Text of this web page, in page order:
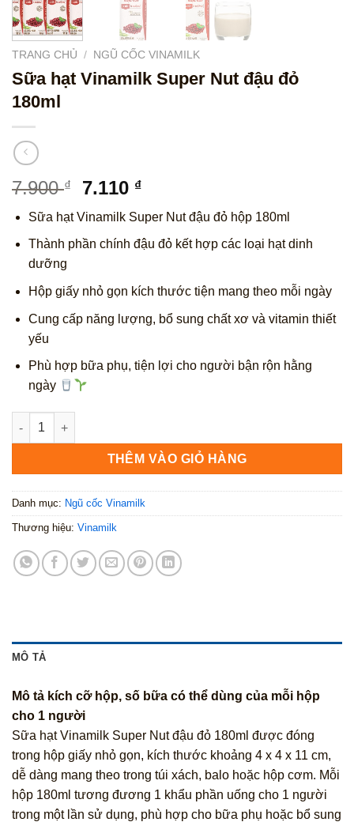
TRANG CHỦ / NGŨ CỐC VINAMILK
Sữa hạt Vinamilk Super Nut đậu đỏ
180ml
7.900₫
Giá
là:
7.900 ₫.
7.110 ₫Giá
tại
là:
Sữa hạt Vinamilk Super Nut đậu đỏ hộp 180ml
Thành phần chính đậu đỏ kết hợp các loại hạt dinh
dưỡng
Hộp giấy nhỏ gọn kích thước tiện mang theo mỗi ngày
Cung cấp năng lượng, bổ sung chất xơ và vitamin thiết
yếu
Phù hợp bữa phụ, tiện lợi cho người bận rộn hằng
ngày
Sữa hạt Vinamilk Super Nut đậu đỏ 180ml số lượng
THÊM VÀO GIỎ HÀNG
Danh mục: Ngũ cốc Vinamilk
Thương hiệu: Vinamilk
MÔ TẢ
Mô tả kích cỡ hộp, số bữa có thể dùng của mỗi hộp
cho 1 người
Sữa hạt Vinamilk Super Nut đậu đỏ 180ml được đóng
trong hộp giấy nhỏ gọn, kích thước khoảng 4 x 4 x 11 cm,
dễ dàng mang theo trong túi xách, balo hoặc hộp cơm. Mỗi
hộp 180ml tương đương 1 khẩu phần uống cho 1 người
trong một lần sử dụng, phù hợp cho bữa phụ hoặc bổ sung